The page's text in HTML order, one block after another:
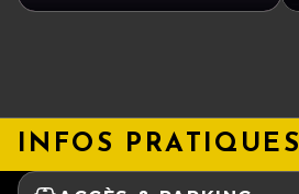
INFOS PRATIQUES